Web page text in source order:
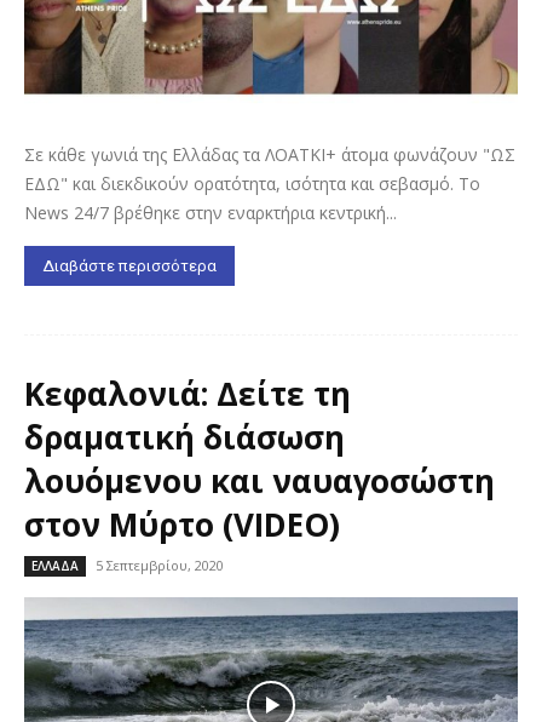
Σε κάθε γωνιά της Ελλάδας τα ΛΟΑΤΚΙ+ άτομα φωνάζουν "ΩΣ
ΕΔΩ" και διεκδικούν ορατότητα, ισότητα και σεβασμό. Το
News 24/7 βρέθηκε στην εναρκτήρια κεντρική...
Διαβάστε περισσότερα
Κεφαλονιά: Δείτε τη
δραματική διάσωση
λουόμενου και ναυαγοσώστη
στον Μύρτο (VIDEO)
ΕΛΛΑΔΑ 5 Σεπτεμβρίου, 2020